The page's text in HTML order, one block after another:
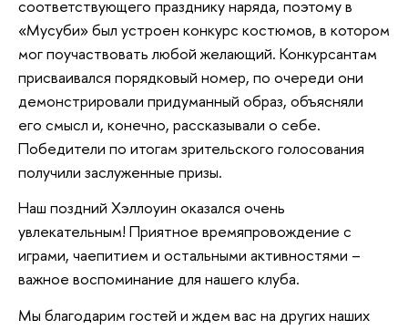
соответствующего празднику наряда, поэтому в
«Мусуби» был устроен конкурс костюмов, в котором
мог поучаствовать любой желающий. Конкурсантам
присваивался порядковый номер, по очереди они
демонстрировали придуманный образ, объясняли
его смысл и, конечно, рассказывали о себе.
Победители по итогам зрительского голосования
получили заслуженные призы.
Наш поздний Хэллоуин оказался очень
увлекательным! Приятное времяпровождение с
играми, чаепитием и остальными активностями –
важное воспоминание для нашего клуба.
Мы благодарим гостей и ждем вас на других наших